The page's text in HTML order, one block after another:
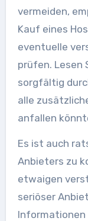
vermeiden,
Kauf eines
eventuelle
prüfen. Lesen
sorgfältig
alle
anfallen
Es ist auch
Anbieters zu
etwaigen
seriöser
Informationen